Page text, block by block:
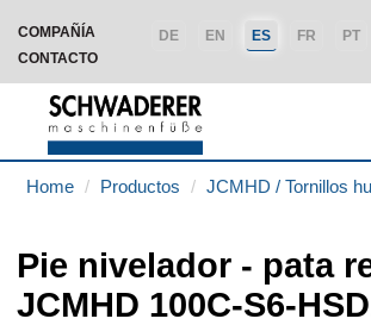
COMPAÑÍA PT
FR
ES
EN
DE
CONTACTO
Home Productos JCMHD / Tornillos
Pie nivelador - pata
JCMHD 100C-S6-